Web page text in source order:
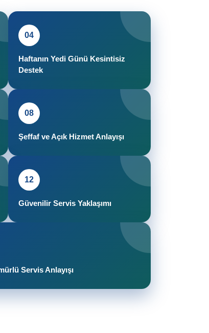
04
Haftanın Yedi Günü Kesintisiz
Destek
08
Şeffaf ve Açık Hizmet Anlayışı
12
Güvenilir Servis Yaklaşımı
Servis Anlayışı